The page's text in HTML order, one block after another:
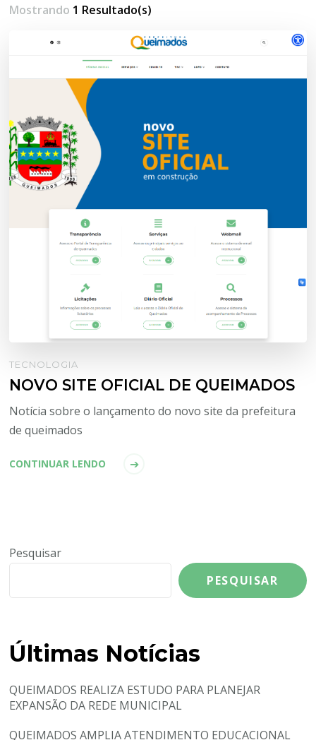
Mostrando 1 Resultado(s)
TECNOLOGIA
NOVO SITE OFICIAL DE QUEIMADOS
Notícia sobre o lançamento do novo site da prefeitura
de queimados
CONTINUAR LENDO
Pesquisar
PESQUISAR
Últimas Notícias
QUEIMADOS REALIZA ESTUDO PARA PLANEJAR
EXPANSÃO DA REDE MUNICIPAL
QUEIMADOS AMPLIA ATENDIMENTO EDUCACIONAL